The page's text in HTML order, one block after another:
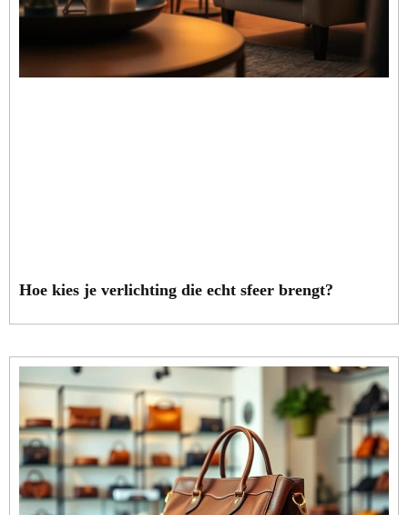
Hoe kies je verlichting die echt sfeer brengt?